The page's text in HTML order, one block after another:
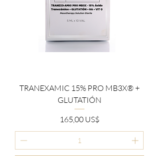
TRANEXAMIC 15% PRO MB3X® +
GLUTATIÓN
Precio
165,00 US$